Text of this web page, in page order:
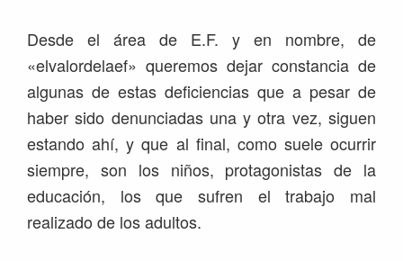
Desde el área de E.F. y en nombre, de
«elvalordelaef» queremos dejar constancia de
algunas de estas deficiencias que a pesar de
haber sido denunciadas una y otra vez, siguen
estando ahí, y que al final, como suele ocurrir
siempre, son los niños, protagonistas de la
educación, los que sufren el trabajo mal
realizado de los adultos.